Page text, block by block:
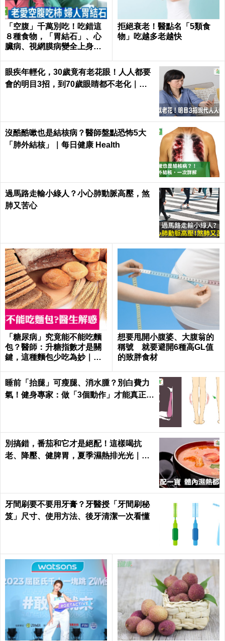
「空腹」千萬別吃！吃錯這
８種食物，「胃結石」、心
臟病、視網膜病變全上身｜
拒絕衰老！醫點名「5類食
物」吃越多老越快
眼疾年輕化，30歲竟有老花眼！人人都要
會的明目3招，到70歲眼睛都不老化｜每
沒酷酷嗽也是結核病？醫師盤點恐怖5大
「肺外結核」｜每日健康 Health
過馬路走輸小綠人？小心肺動脈高壓，煞
肺又苦心
「糖尿病」究竟能不能吃麵
包？醫師：升糖指數才是關
鍵，這種麵包少吃為妙｜每
想要甩開小腹婆、大腹翁的
稱號 就要避開6種高GL值
的致胖食材
睡前「抬腿」可瘦腿、消水腫？別白費力
氣！健身專家：做「3個動作」才能真正躺
別搞錯，番茄和它才是絕配！這樣喝抗
老、降壓、健脾胃，夏季濕熱排光光｜每
牙間刷要不要用牙膏？牙醫授「牙間刷秘
笈」尺寸、使用方法、後牙清潔一次看懂